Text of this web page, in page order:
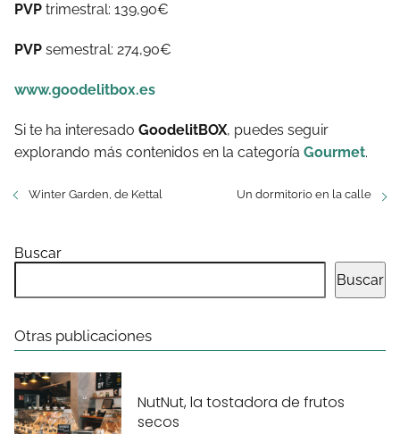
PVP trimestral: 139,90€
PVP semestral: 274,90€
www.goodelitbox.es
Si te ha interesado GoodelitBOX, puedes seguir
explorando más contenidos en la categoría Gourmet.
Winter Garden, de Kettal Un dormitorio en la calle
Buscar
Buscar
Otras publicaciones
NutNut, la tostadora de frutos
secos